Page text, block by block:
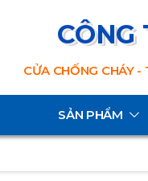
CỬA CHỐNG CHÁY
SẢN PHẨM